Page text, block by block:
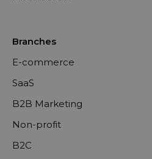
Branches
E-commerce
SaaS
B2B Marketing
Non-profit
B2C